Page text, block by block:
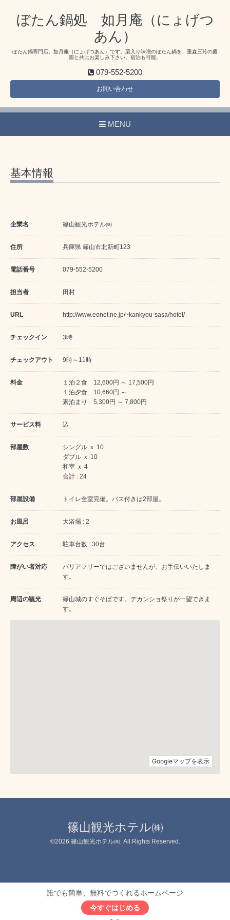
ぼたん鍋処 如月庵（にょげつ
あん）
ぼたん鍋専門店、如月庵（にょげつあん）です。栗入り味噌のぼたん鍋を、重森三玲の庭
園と共にお楽しみ下さい。宿泊も可能。
079-552-5200
お問い合わせ
MENU
基本情報
企業名 篠山観光ホテル㈱
住所 兵庫県 篠山市北新町123
電話番号 079-552-5200
担当者 田村
URL http://www.eonet.ne.jp/~kankyou-sasa/hotel/
チェックイン 3時
チェックアウト 9時～11時
料金
１泊２食 12,600円 ～ 17,500円
１泊夕食 10,660円 ～
素泊まり 5,300円 ～ 7,800円
サービス料 込
部屋数
シングル ｘ 10
ダブル ｘ 10
和室 ｘ 4
合計 : 24
部屋設備 トイレ全室完備。バス付きは2部屋。
お風呂 大浴場 : 2
アクセス 駐車台数 : 30台
障がい者対応
バリアフリーではございませんが、お手伝いいたしま
す。
周辺の観光
篠山城のすぐそばです。デカンショ祭りが一望できま
す。
篠山観光ホテル㈱
©2026 篠山観光ホテル㈱. All Rights Reserved.
誰でも簡単、無料でつくれるホームページ
今すぐはじめる